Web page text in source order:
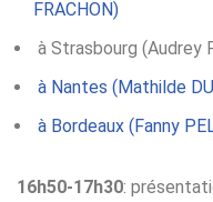
FRACHON)
à Strasbourg (Audrey
à Nantes (Mathilde
à Bordeaux (Fanny
16h50-17h30: